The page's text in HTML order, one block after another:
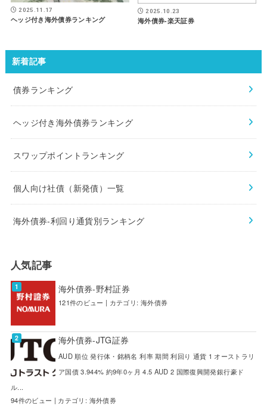
2025.11.17
ヘッジ付き海外債券ランキング
2025.10.23
海外債券-楽天証券
新着記事
債券ランキング
ヘッジ付き海外債券ランキング
スワップポイントランキング
個人向け社債（新発債）一覧
海外債券-利回り通貨別ランキング
人気記事
海外債券-野村証券
121件のビュー | カテゴリ: 海外債券
海外債券-JTG証券
AUD 順位 発行体・銘柄名 利率 期間 利回り 通貨 1 オーストラリ
ア国債 3.944% 約9年0ヶ月 4.5 AUD 2 国際復興開発銀行豪ド
ル...
94件のビュー | カテゴリ: 海外債券